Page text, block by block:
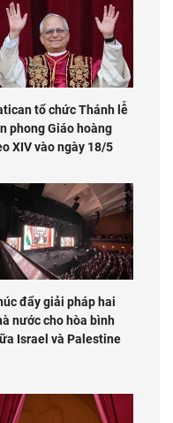
tổ chức Thánh lễ
phong Giáo hoàng
XIV vào ngày 18/5
đẩy giải pháp hai
nước cho hòa bình
Israel và Palestine